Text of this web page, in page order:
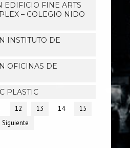
EDIFICIO FINE ARTS
– COLEGIO NIDO
INSTITUTO DE
OFICINAS DE
PLASTIC
12 13 14
15
Siguiente